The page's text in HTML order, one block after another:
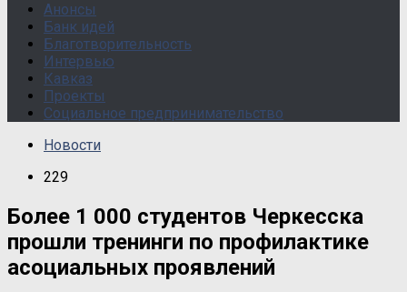
Анонсы
Банк идей
Благотворительность
Интервью
Кавказ
Проекты
Социальное предпринимательство
Новости
229
Более 1 000 студентов Черкесска
прошли тренинги по профилактике
асоциальных проявлений